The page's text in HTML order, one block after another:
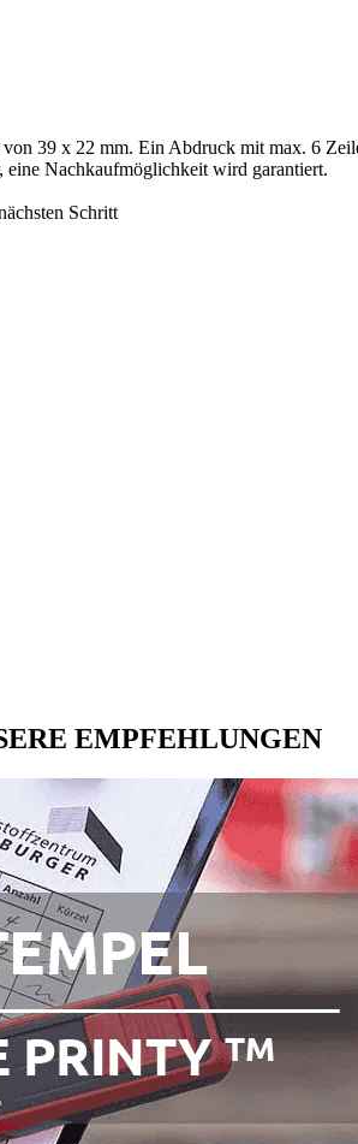
39 x 22 mm. Ein Abdruck mit max. 6
eine Nachkaufmöglichkeit wird garantiert.
Schritt
EMPFEHLUNGEN